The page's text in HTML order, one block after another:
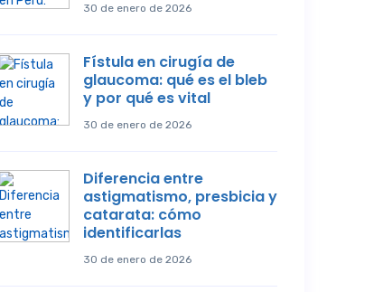
30 de enero de 2026
Fístula en cirugía de
glaucoma: qué es el bleb
y por qué es vital
30 de enero de 2026
Diferencia entre
astigmatismo, presbicia y
catarata: cómo
identificarlas
30 de enero de 2026